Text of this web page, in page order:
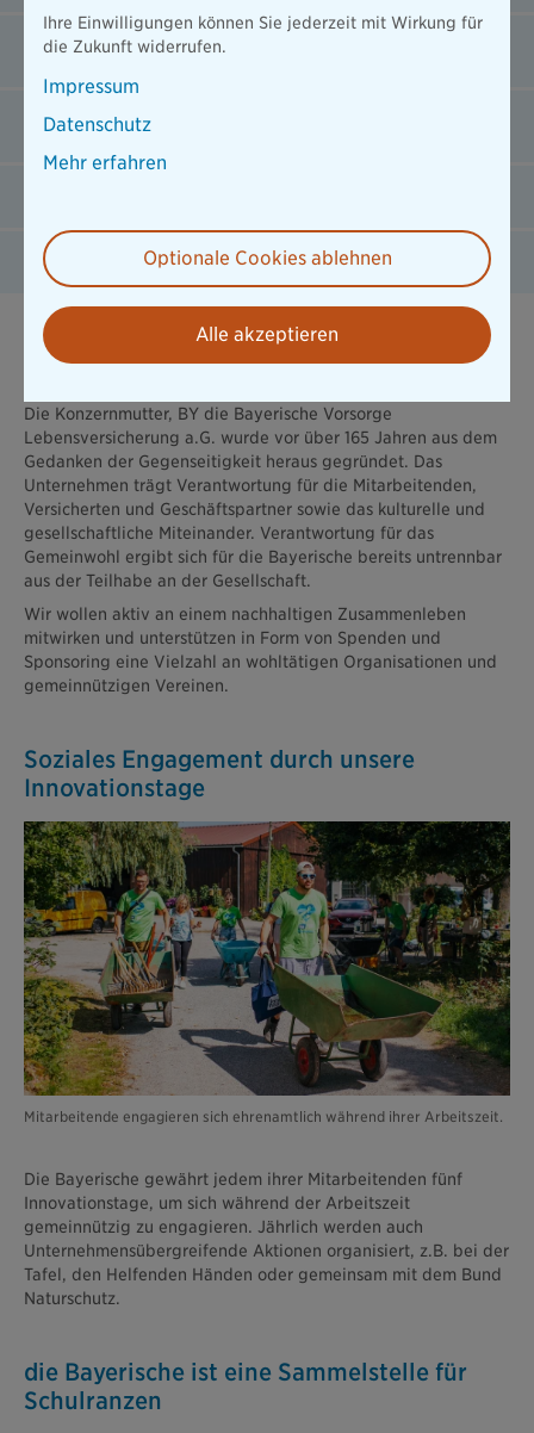
Wie werden Projekte entschieden?
Stiftungszweck
Ansprechpartnerin für Presseanfragen
Weiteres Engagement der Bayerischen
Die Konzernmutter, BY die Bayerische Vorsorge
Lebensversicherung a.G. wurde vor über 165 Jahren aus dem
Gedanken der Gegenseitigkeit heraus gegründet. Das
Unternehmen trägt Verantwortung für die Mitarbeitenden,
Versicherten und Geschäftspartner sowie das kulturelle und
gesellschaftliche Miteinander. Verantwortung für das
Gemeinwohl ergibt sich für die Bayerische bereits untrennbar
aus der Teilhabe an der Gesellschaft.
Wir wollen aktiv an einem nachhaltigen Zusammenleben
mitwirken und unterstützen in Form von Spenden und
Sponsoring eine Vielzahl an wohltätigen Organisationen und
gemeinnützigen Vereinen.
Soziales Engagement durch unsere
Innovationstage
Mitarbeitende engagieren sich ehrenamtlich während ihrer Arbeitszeit.
Die Bayerische gewährt jedem ihrer Mitarbeitenden fünf
Innovationstage, um sich während der Arbeitszeit
gemeinnützig zu engagieren. Jährlich werden auch
Unternehmensübergreifende Aktionen organisiert, z.B. bei der
Tafel, den Helfenden Händen oder gemeinsam mit dem Bund
Naturschutz.
die Bayerische ist eine Sammelstelle für
Schulranzen
Ihre Einwilligungen können Sie jederzeit mit Wirkung für
die Zukunft widerrufen.
Impressum
Datenschutz
Mehr erfahren
Optionale Cookies ablehnen
Alle akzeptieren